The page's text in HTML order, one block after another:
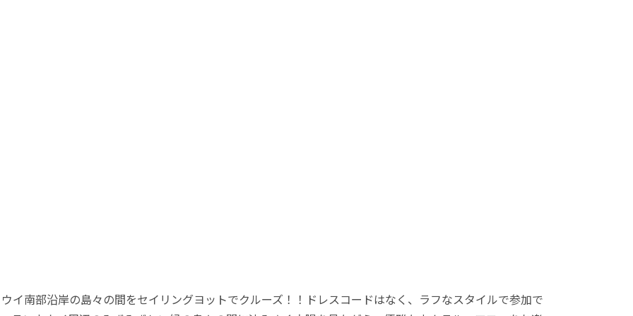
イ南部沿岸の島々の間をセイリングヨットでクルーズ！！ドレスコードはなく、ラフなスタイルで参加で